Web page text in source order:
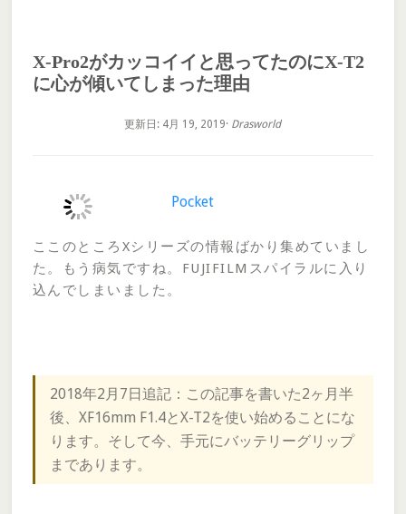
X-Pro2がカッコイイと思ってたのにX-T2
に心が傾いてしまった理由
更新日: 4月 19, 2019· Drasworld
Pocket
ここのところXシリーズの情報ばかり集めていまし
た。もう病気ですね。FUJIFILMスパイラルに入り
込んでしまいました。
2018年2月7日追記：この記事を書いた2ヶ月半
後、XF16mm F1.4とX-T2を使い始めることにな
ります。そして今、手元にバッテリーグリップ
まであります。